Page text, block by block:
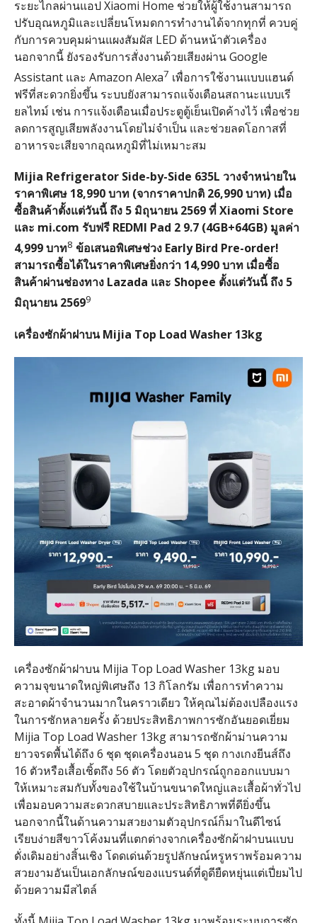
ระยะไกลผ่านแอป Xiaomi Home ช่วยให้ผู้ใช้งานสามารถ
ปรับอุณหภูมิและเปลี่ยนโหมดการทำงานได้จากทุกที่ ควบคู่
กับการควบคุมผ่านแผงสัมผัส LED ด้านหน้าตัวเครื่อง
นอกจากนี้ ยังรองรับการสั่งงานด้วยเสียงผ่าน Google
Assistant และ Amazon Alexa7 เพื่อการใช้งานแบบแฮนด์
ฟรีที่สะดวกยิ่งขึ้น ระบบยังสามารถแจ้งเตือนสถานะแบบเรี
ยลไทม์ เช่น การแจ้งเตือนเมื่อประตูตู้เย็นเปิดค้างไว้ เพื่อช่วย
ลดการสูญเสียพลังงานโดยไม่จำเป็น และช่วยลดโอกาสที่
อาหารจะเสียจากอุณหภูมิที่ไม่เหมาะสม
Mijia Refrigerator Side-by-Side 635L วางจำหน่ายใน
ราคาพิเศษ 18,990 บาท (จากราคาปกติ 26,990 บาท) เมื่อ
ซื้อสินค้าตั้งแต่วันนี้ ถึง 5 มิถุนายน 2569 ที่ Xiaomi Store
และ mi.com รับฟรี REDMI Pad 2 9.7 (4GB+64GB) มูลค่า
4,999 บาท8 ข้อเสนอพิเศษช่วง Early Bird Pre-order!
สามารถซื้อได้ในราคาพิเศษยิ่งกว่า 14,990 บาท เมื่อซื้อ
สินค้าผ่านช่องทาง Lazada และ Shopee ตั้งแต่วันนี้ ถึง 5
มิถุนายน 25699
เครื่องซักผ้าฝาบนMijia Top Load Washer 13kg
เครื่องซักผ้าฝาบน Mijia Top Load Washer 13kg มอบ
ความจุขนาดใหญ่พิเศษถึง 13 กิโลกรัม เพื่อการทำความ
สะอาดผ้าจำนวนมากในคราวเดียว ให้คุณไม่ต้องเปลืองแรง
ในการซักหลายครั้ง ด้วยประสิทธิภาพการซักอันยอดเยี่ยม
Mijia Top Load Washer 13kg สามารถซักผ้าม่านความ
ยาวจรดพื้นได้ถึง 6 ชุด ชุดเครื่องนอน 5 ชุด กางเกงยีนส์ถึง
16 ตัวหรือเสื้อเชิ้ตถึง 56 ตัว โดยตัวอุปกรณ์ถูกออกแบบมา
ให้เหมาะสมกับทั้งของใช้ในบ้านขนาดใหญ่และเสื้อผ้าทั่วไป
เพื่อมอบความสะดวกสบายและประสิทธิภาพที่ดียิ่งขึ้น
นอกจากนี้ในด้านความสวยงามตัวอุปกรณ์ก็มาในดีไซน์
เรียบง่ายสีขาวโค้งมนที่แตกต่างจากเครื่องซักผ้าฝาบนแบบ
ดั่งเดิมอย่างสิ้นเชิง โดดเด่นด้วยรูปลักษณ์หรูหราพร้อมความ
สวยงามอันเป็นเอกลักษณ์ของแบรนด์ที่ดูดียืดหยุ่นแต่เปี่ยมไป
ด้วยความมีสไตล์